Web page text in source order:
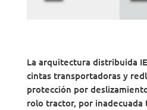
La arquitectura distribuida
cintas transportadoras y
protección por
rolo tractor, por